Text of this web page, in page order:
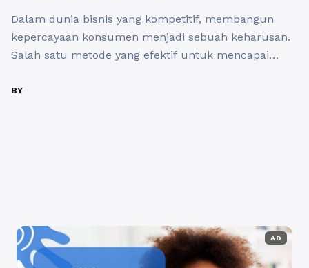
Dalam dunia bisnis yang kompetitif, membangun
kepercayaan konsumen menjadi sebuah keharusan.
Salah satu metode yang efektif untuk mencapai
menyampaikan cerita yang relevan dan menyentuh,
BY
AD